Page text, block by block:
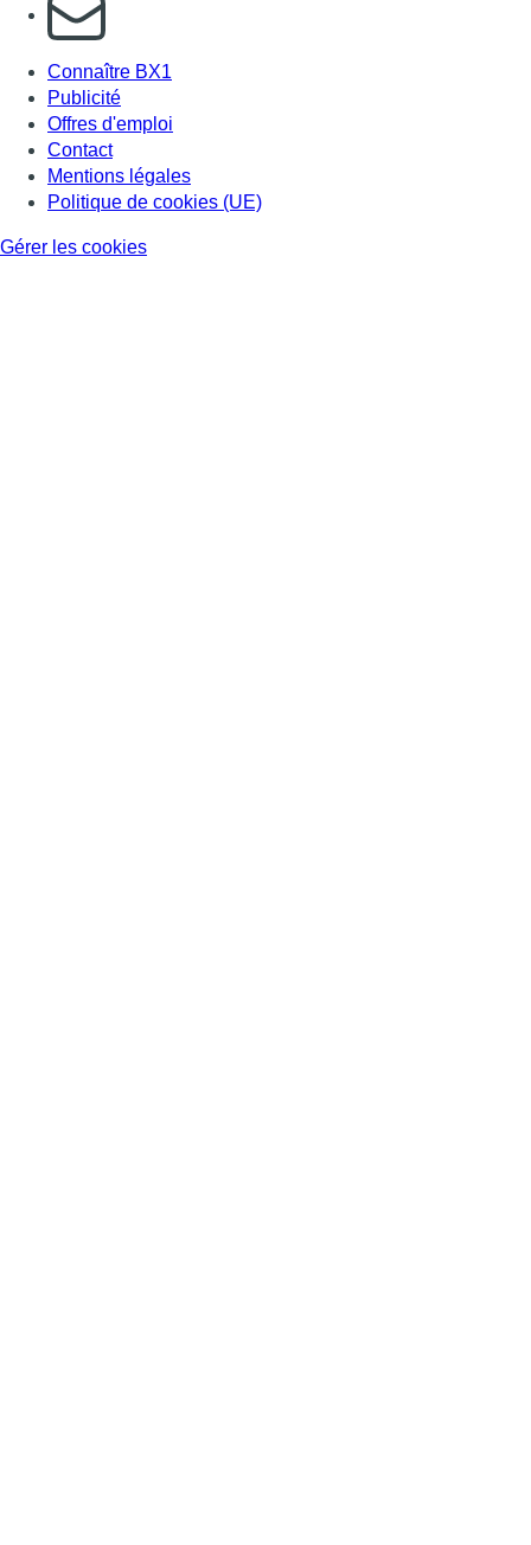
S'abonner à notre newsletter
Connaître BX1
Publicité
Offres d'emploi
Contact
Mentions légales
Politique de cookies (UE)
Gérer les cookies